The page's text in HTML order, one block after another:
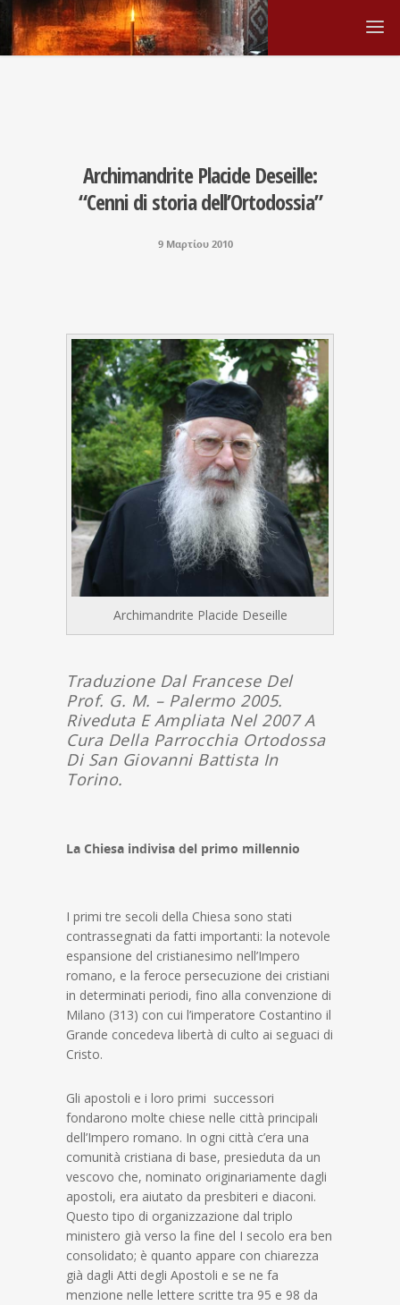
Archimandrite Placide Deseille:
“Cenni di storia dell’Ortodossia”
9 Μαρτίου 2010
Archimandrite Placide Deseille
Traduzione Dal Francese Del
Prof. G. M. – Palermo 2005.
Riveduta E Ampliata Nel 2007 A
Cura Della Parrocchia Ortodossa
Di San Giovanni Battista In
Torino.
La Chiesa indivisa del primo millennio
I primi tre secoli della Chiesa sono stati
contrassegnati da fatti importanti: la notevole
espansione del cristianesimo nell’Impero
romano, e la feroce persecuzione dei cristiani
in determinati periodi, fino alla convenzione di
Milano (313) con cui l’imperatore Costantino il
Grande concedeva libertà di culto ai seguaci di
Cristo.
Gli apostoli e i loro primi successori
fondarono molte chiese nelle città principali
dell’Impero romano. In ogni città c’era una
comunità cristiana di base, presieduta da un
vescovo che, nominato originariamente dagli
apostoli, era aiutato da presbiteri e diaconi.
Questo tipo di organizzazione dal triplo
ministero già verso la fine del I secolo era ben
consolidato; è quanto appare con chiarezza
già dagli Atti degli Apostoli e se ne fa
menzione nelle lettere scritte tra 95 e 98 da